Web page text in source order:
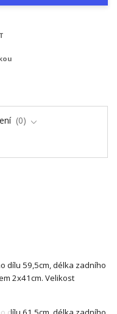
0
dílu 59,5cm, délka zadního
2x41cm. Velikost